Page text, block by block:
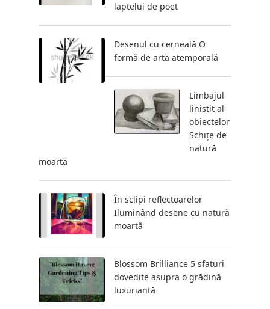
laptelui de poet
Desenul cu cerneală O
formă de artă atemporală
Limbajul
liniștit al
obiectelor
Schițe de
natură
moartă
În sclipi reflectoarelor
Iluminând desene cu natură
moartă
Blossom Brilliance 5 sfaturi
dovedite asupra o grădină
luxuriantă